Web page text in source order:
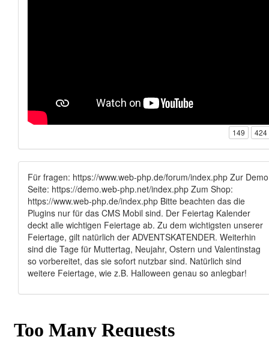
149 424
Für fragen: https://www.web-php.de/forum/index.php Zur Demo
Seite: https://demo.web-php.net/index.php Zum Shop:
https://www.web-php.de/index.php Bitte beachten das die
Plugins nur für das CMS Mobil sind. Der Feiertag Kalender
deckt alle wichtigen Feiertage ab. Zu dem wichtigsten unserer
Feiertage, gilt natürlich der ADVENTSKATENDER. Weiterhin
sind die Tage für Muttertag, Neujahr, Ostern und Valentinstag
so vorbereitet, das sie sofort nutzbar sind. Natürlich sind
weitere Feiertage, wie z.B. Halloween genau so anlegbar!